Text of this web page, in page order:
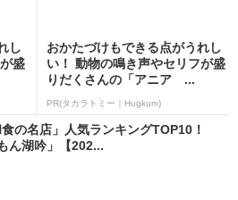
し
盛
おかたづけもできる点がうれし
い！ 動物の鳴き声やセリフが盛
りだくさんの「アニア ...
PR(タカラトミー｜Hugkum)
食の名店」人気ランキングTOP10！
ん湖吟」【202...